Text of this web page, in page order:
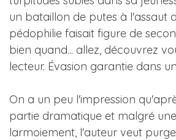
un bataillon de putes à l'assaut
pédophilie faisait figure de
bien quand... allez, découvrez
lecteur. Évasion garantie dans
On a un peu l'impression
partie dramatique et malgré
larmoiement, l'auteur veut